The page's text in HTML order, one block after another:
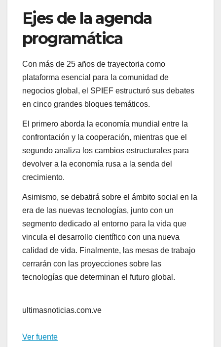
Ejes de la agenda
programática
Con más de 25 años de trayectoria como
plataforma esencial para la comunidad de
negocios global, el SPIEF estructuró sus debates
en cinco grandes bloques temáticos.
El primero aborda la economía mundial entre la
confrontación y la cooperación, mientras que el
segundo analiza los cambios estructurales para
devolver a la economía rusa a la senda del
crecimiento.
Asimismo, se debatirá sobre el ámbito social en la
era de las nuevas tecnologías, junto con un
segmento dedicado al entorno para la vida que
vincula el desarrollo científico con una nueva
calidad de vida. Finalmente, las mesas de trabajo
cerrarán con las proyecciones sobre las
tecnologías que determinan el futuro global.
ultimasnoticias.com.ve
Ver fuente